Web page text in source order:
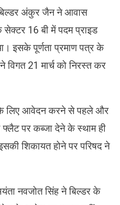
बिल्डर अंकुर जैन ने आवास
सेक्टर 16 बी में पदम प्राइड
इसके पूर्णता प्रमाण पत्र के
21 मार्च को निरस्त कर
के लिए आवेदन करने से पहले और
फ्लैट पर कब्जा देने के स्थाम ही
शिकायत होने पर परिषद ने
नवजोत सिंह ने बिल्डर के